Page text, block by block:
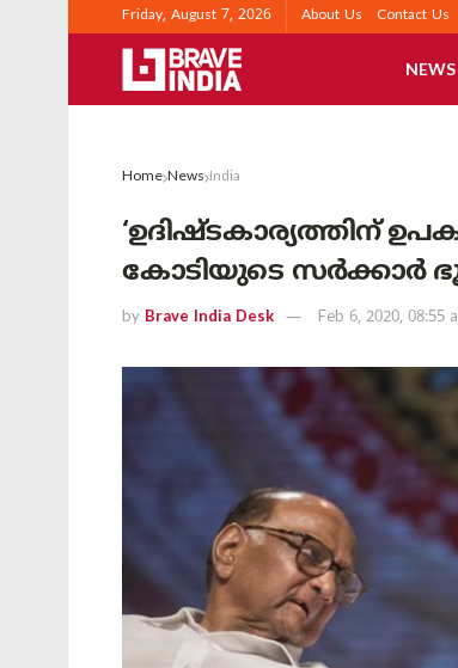
Friday, August 7, 2026 About Us Contact Us
NEWS
Home News India
‘ഉദിഷ്ടകാര്യത്തിന്
കോടിയുടെ സര്‍ക്കാര്‍
by Brave India Desk Feb 6, 2020, 08:55